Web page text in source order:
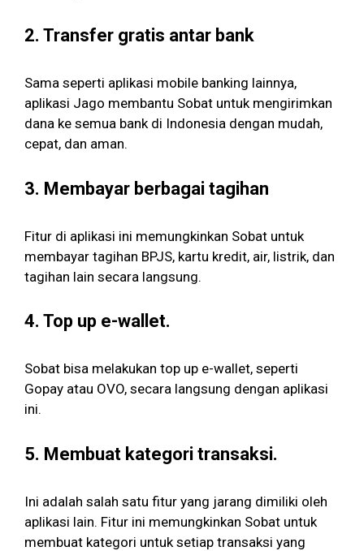
2. Transfer gratis antar bank
Sama seperti aplikasi mobile banking lainnya,
aplikasi Jago membantu Sobat untuk mengirimkan
dana ke semua bank di Indonesia dengan mudah,
cepat, dan aman.
3. Membayar berbagai tagihan
Fitur di aplikasi ini memungkinkan Sobat untuk
membayar tagihan BPJS, kartu kredit, air, listrik, dan
tagihan lain secara langsung.
4. Top up e-wallet.
Sobat bisa melakukan top up e-wallet, seperti
Gopay atau OVO, secara langsung dengan aplikasi
ini.
5. Membuat kategori transaksi.
Ini adalah salah satu fitur yang jarang dimiliki oleh
aplikasi lain. Fitur ini memungkinkan Sobat untuk
membuat kategori untuk setiap transaksi yang